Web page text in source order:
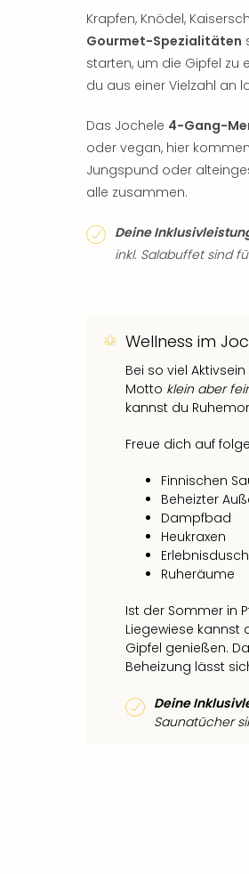
Krapfen, Knödel,
Gourmet-Spezialitäten
starten, um die Gipfel zu
du aus einer Vielzahl an
Das Jochele 4-Gang-
oder vegan, hier
Jungspund oder
alle zusammen.
Deine
inkl. Salabuffet sind
Wellness im
Bei so viel
Motto klein aber
kannst du
Freue dich auf
Finnischen
Beheizter
Dampfbad
Heukraxen
Ruheräume
Ist der Sommer in
Liegewiese kannst
Gipfel genießen.
Beheizung lässt
Deine
Saunatücher